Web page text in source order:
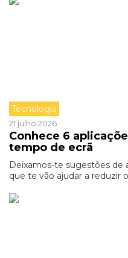
Tecnologia
21 julho 2026
Conhece 6
tempo de ecrã
Deixamos-te sugestões de
que te vão ajudar a reduzir